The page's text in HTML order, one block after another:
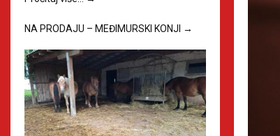
NA PRODAJU – MEĐIMURSKI KONJI →